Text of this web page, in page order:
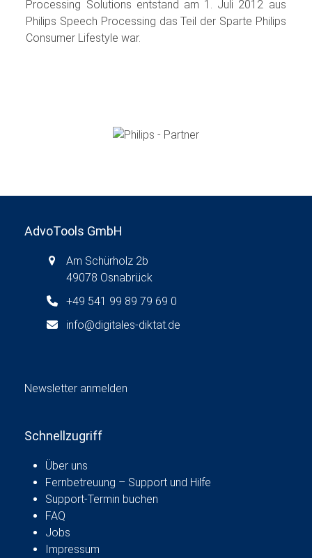
Processing Solutions entstand am 1. Juli 2012 aus
Philips Speech Processing das Teil der Sparte Philips
Consumer Lifestyle war.
AdvoTools GmbH
Am Schürholz 2b
49078 Osnabrück
+49 541 99 89 79 69 0
info@digitales-diktat.de
Newsletter anmelden
Schnellzugriff
Über uns
Fernbetreuung – Support und Hilfe
Support-Termin buchen
FAQ
Jobs
Impressum